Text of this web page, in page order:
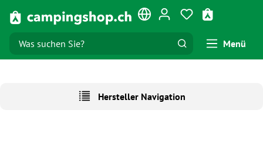
Zum Hauptinhalt springen Du hast 0
Menü
Hersteller Navigation